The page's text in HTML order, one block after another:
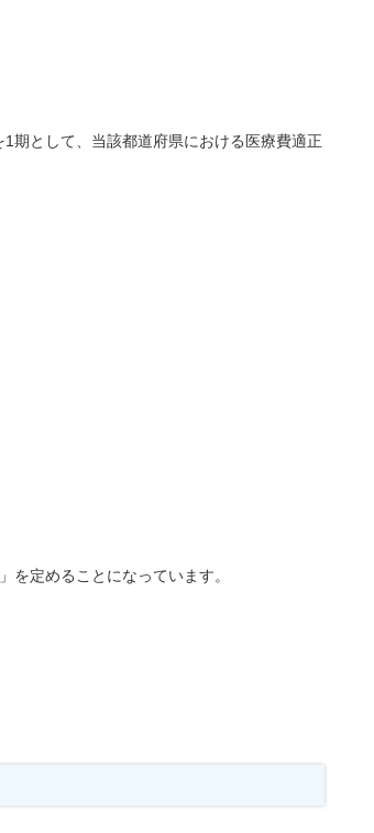
期として、当該都道府県における医療費適正
を定めることになっています。